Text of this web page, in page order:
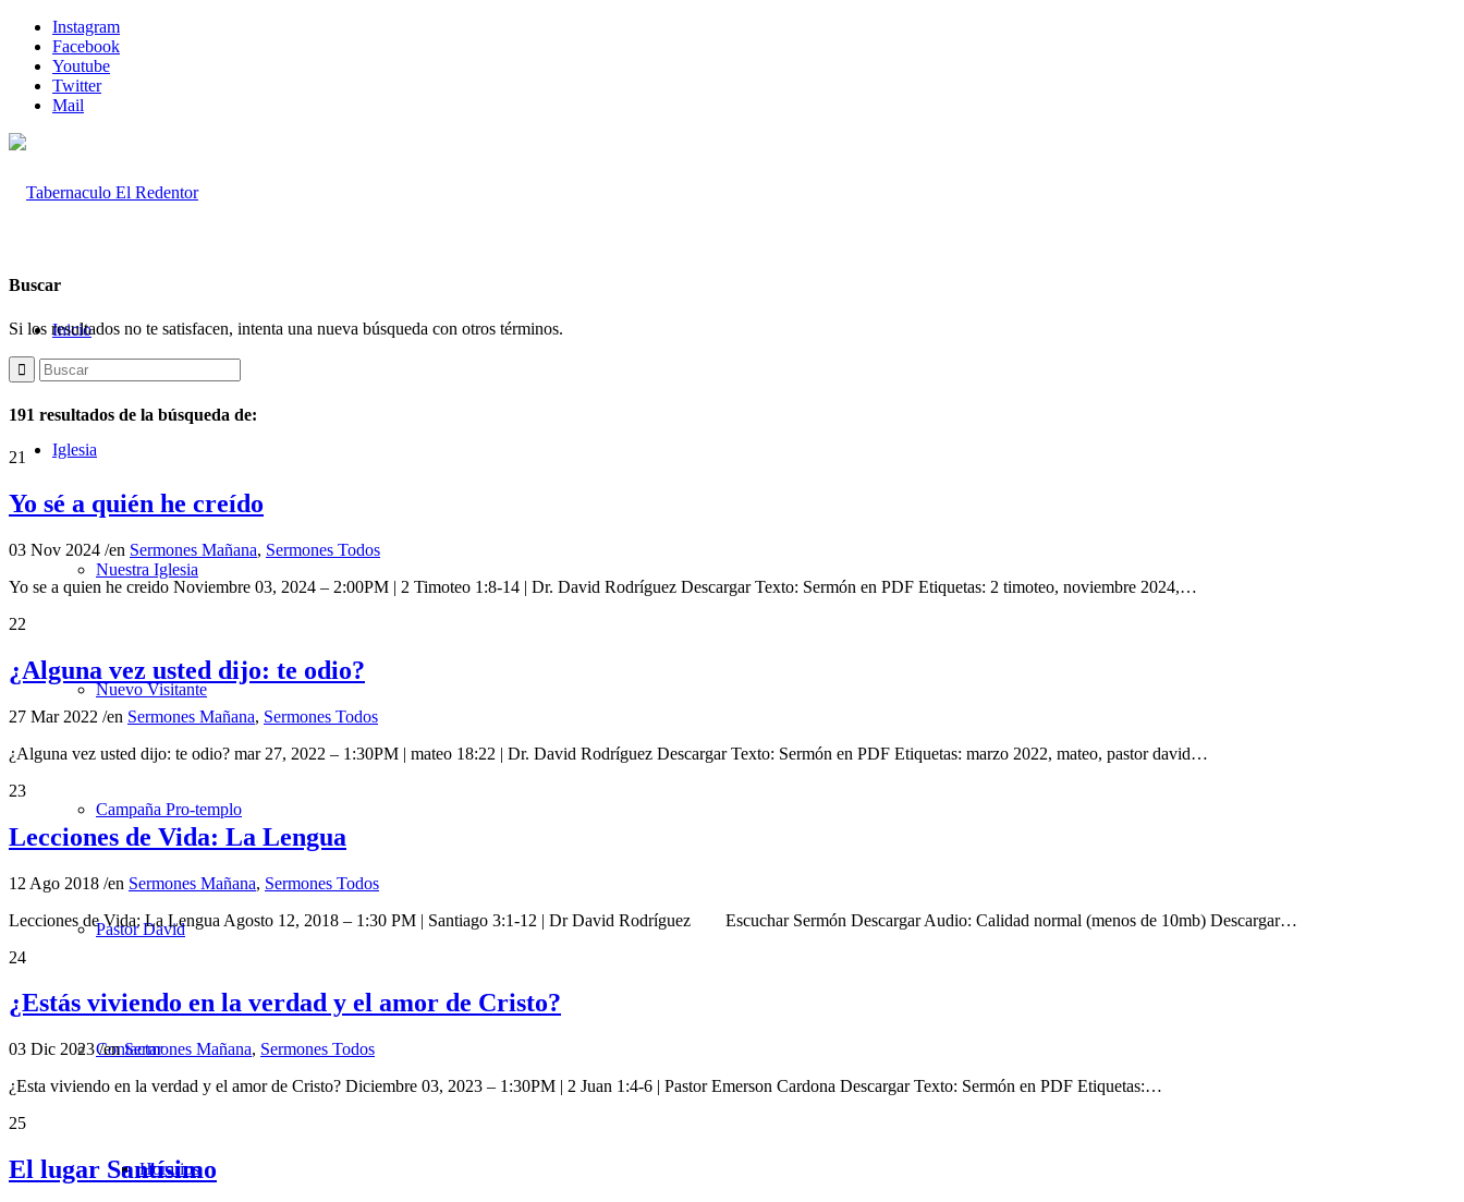
Instagram
Facebook
Youtube
Twitter
Mail
Inicio
Iglesia
Nuestra Iglesia
Nuevo Visitante
Campaña Pro-templo
Pastor David
Contactar
Horarios
Buscar
Si los resultados no te satisfacen, intenta una nueva búsqueda con otros términos.
191 resultados de la búsqueda de:
21
Yo sé a quién he creído
03 Nov 2024 /en Sermones Mañana, Sermones Todos
Yo se a quien he creido Noviembre 03, 2024 – 2:00PM | 2 Timoteo 1:8-14 | Dr. David Rodríguez Descargar Texto: Sermón en PDF Etiquetas: 2 timoteo, noviembre 2024,…
22
¿Alguna vez usted dijo: te odio?
27 Mar 2022 /en Sermones Mañana, Sermones Todos
¿Alguna vez usted dijo: te odio? mar 27, 2022 – 1:30PM | mateo 18:22 | Dr. David Rodríguez Descargar Texto: Sermón en PDF Etiquetas: marzo 2022, mateo, pastor david…
23
Lecciones de Vida: La Lengua
12 Ago 2018 /en Sermones Mañana, Sermones Todos
Lecciones de Vida: La Lengua Agosto 12, 2018 – 1:30 PM | Santiago 3:1-12 | Dr David Rodríguez Escuchar Sermón Descargar Audio: Calidad normal (menos de 10mb) Descargar…
24
¿Estás viviendo en la verdad y el amor de Cristo?
03 Dic 2023/enSermones Mañana, Sermones Todos
¿Esta viviendo en la verdad y el amor de Cristo? Diciembre 03, 2023 – 1:30PM | 2 Juan 1:4-6 | Pastor Emerson Cardona Descargar Texto: Sermón en PDF Etiquetas:…
25
El lugar Santísimo